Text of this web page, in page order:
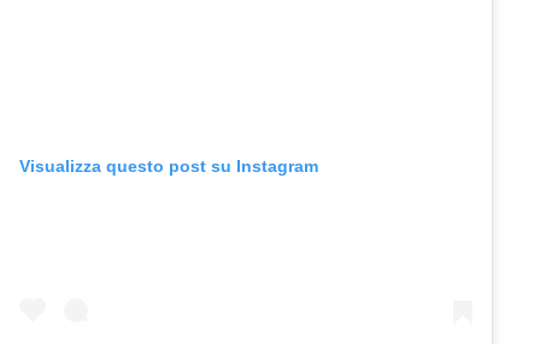
Visualizza questo post su Instagram